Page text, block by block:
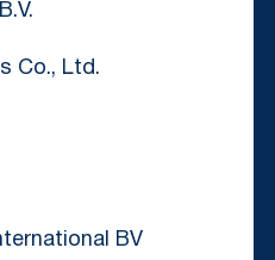
Co., Ltd.
BV